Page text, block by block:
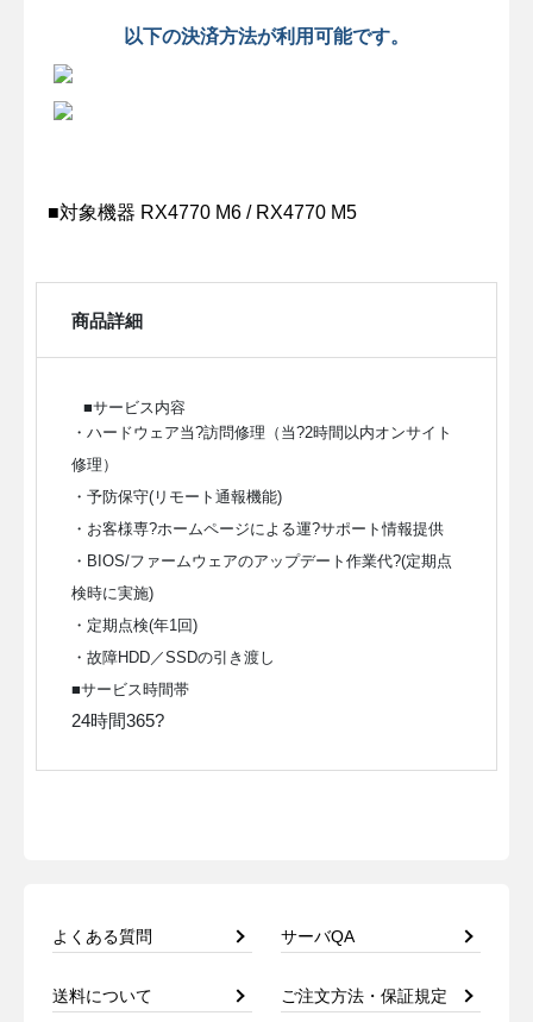
以下の決済方法が利用可能です。
■対象機器 RX4770 M6 / RX4770 M5
商品詳細
■サービス内容
・ハードウェア当?訪問修理（当?2時間以内オンサイト
修理）
・予防保守(リモート通報機能)
・お客様専?ホームページによる運?サポート情報提供
・BIOS/ファームウェアのアップデート作業代?(定期点
検時に実施)
・定期点検(年1回)
・故障HDD／SSDの引き渡し
■サービス時間帯
24時間365?
よくある質問 サーバQA
送料について ご注文方法・保証規定